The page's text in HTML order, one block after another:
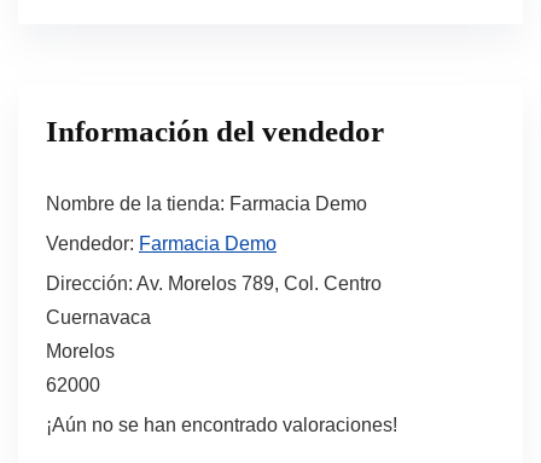
Información del vendedor
Nombre de la tienda: Farmacia Demo
Vendedor: Farmacia Demo
Dirección: Av. Morelos 789, Col. Centro
Cuernavaca
Morelos
62000
¡Aún no se han encontrado valoraciones!